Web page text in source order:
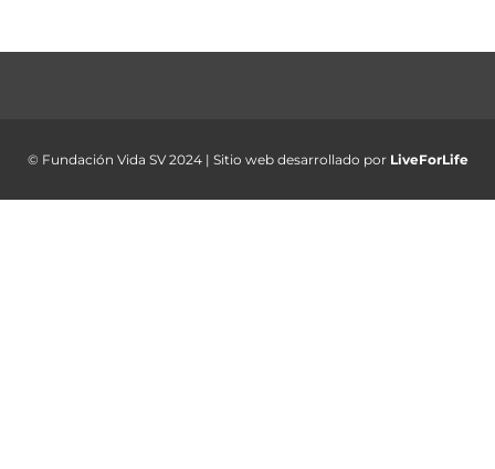
© Fundación Vida SV 2024 | Sitio web desarrollado por LiveForLife